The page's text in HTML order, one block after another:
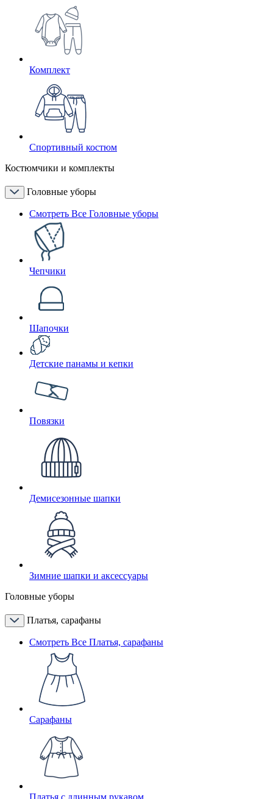
Комплект
Спортивный костюм
Костюмчики и комплекты
Головные уборы
Смотреть Все Головные уборы
Чепчики
Шапочки
Детские панамы и кепки
Повязки
Демисезонные шапки
Зимние шапки и аксессуары
Головные уборы
Платья, сарафаны
Смотреть Все Платья, сарафаны
Сарафаны
Платья с длинным рукавом